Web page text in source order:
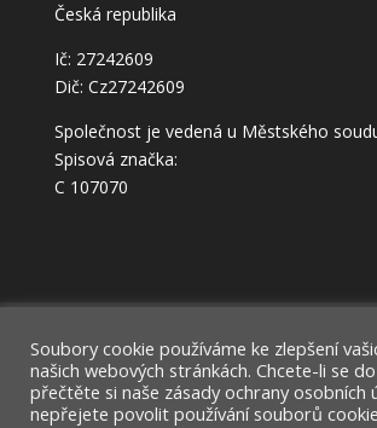
Česká republika
Ič: 27242609
Dič: Cz27242609
Společnost je vedená u Městského
Spisová značka:
C 107070
Můj účet
Domů
Ochrana osobních údajů –
Soubory cookie používáme ke zlepšení
našich webových stránkách. Chcete-li se
přečtěte si naše zásady ochrany osobních
nepřejete povolit používání souborů